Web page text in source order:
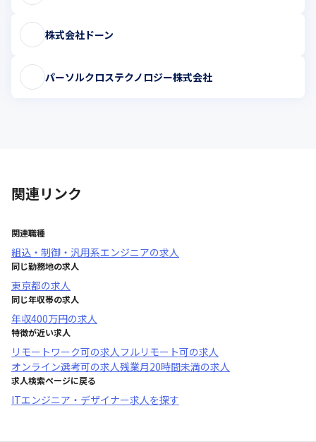
株式会社ドーン
パーソルクロステクノロジー株式会社
関連リンク
関連職種
組込・制御・汎用系エンジニアの求人
同じ勤務地の求人
東京都の求人
同じ年収帯の求人
年収400万円の求人
特徴が近い求人
リモートワーク可の求人フルリモート可の求人
オンライン選考可の求人残業月20時間未満の求人
求人検索ページに戻る
ITエンジニア・デザイナー求人を探す